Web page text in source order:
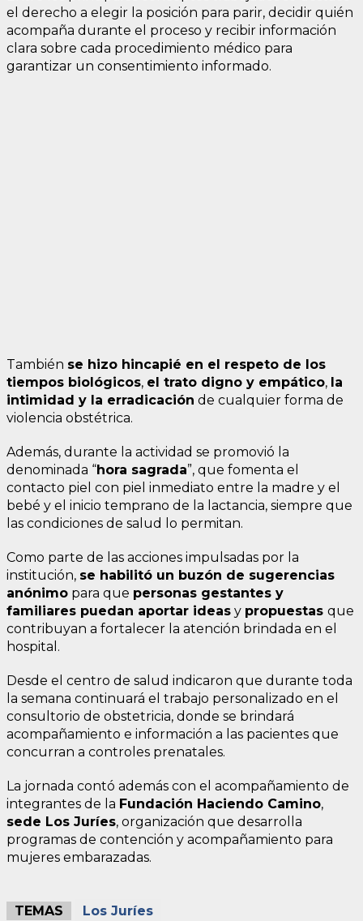
el derecho a elegir la posición para parir, decidir quién
acompaña durante el proceso y recibir información
clara sobre cada procedimiento médico para
garantizar un consentimiento informado.
También se hizo hincapié en el respeto de los
tiempos biológicos, el trato digno y empático, la
intimidad y la erradicación de cualquier forma de
violencia obstétrica.
Además, durante la actividad se promovió la
denominada “hora sagrada”, que fomenta el
contacto piel con piel inmediato entre la madre y el
bebé y el inicio temprano de la lactancia, siempre que
las condiciones de salud lo permitan.
Como parte de las acciones impulsadas por la
institución, se habilitó un buzón de sugerencias
anónimo para que personas gestantes y
familiares puedan aportar ideas y propuestas que
contribuyan a fortalecer la atención brindada en el
hospital.
Desde el centro de salud indicaron que durante toda
la semana continuará el trabajo personalizado en el
consultorio de obstetricia, donde se brindará
acompañamiento e información a las pacientes que
concurran a controles prenatales.
La jornada contó además con el acompañamiento de
integrantes de la Fundación Haciendo Camino,
sede Los Juríes, organización que desarrolla
programas de contención y acompañamiento para
mujeres embarazadas.
TEMAS Los Juríes